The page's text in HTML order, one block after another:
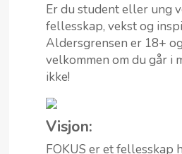
Er du student eller ung
fellesskap, vekst og
Aldersgrensen er 18+
velkommen om du går i
ikke!
Visjon:
FOKUS er et fellesskap